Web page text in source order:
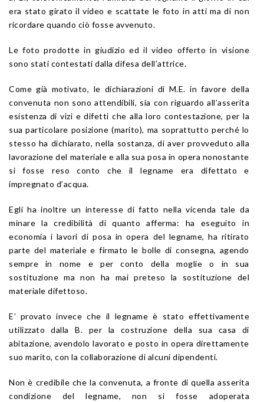
era stato girato il video e scattate le foto in atti ma di non
ricordare quando ciò fosse avvenuto.
Le foto prodotte in giudizio ed il video offerto in visione
sono stati contestati dalla difesa dell’attrice.
Come già motivato, le dichiarazioni di M.E. in favore della
convenuta non sono attendibili, sia con riguardo all’asserita
esistenza di vizi e difetti che alla loro contestazione, per la
sua particolare posizione (marito), ma soprattutto perché lo
stesso ha dichiarato, nella sostanza, di aver provveduto alla
lavorazione del materiale e alla sua posa in opera nonostante
si fosse reso conto che il legname era difettato e
impregnato d’acqua.
Egli ha inoltre un interesse di fatto nella vicenda tale da
minare la credibilità di quanto afferma: ha eseguito in
economia i lavori di posa in opera del legname, ha ritirato
parte del materiale e firmato le bolle di consegna, agendo
sempre in nome e per conto della moglie o in sua
sostituzione ma non ha mai preteso la sostituzione del
materiale difettoso.
E’ provato invece che il legname è stato effettivamente
utilizzato dalla B. per la costruzione della sua casa di
abitazione, avendolo lavorato e posto in opera direttamente
suo marito, con la collaborazione di alcuni dipendenti.
Non è credibile che la convenuta, a fronte di quella asserita
condizione del legname, non si fosse adoperata